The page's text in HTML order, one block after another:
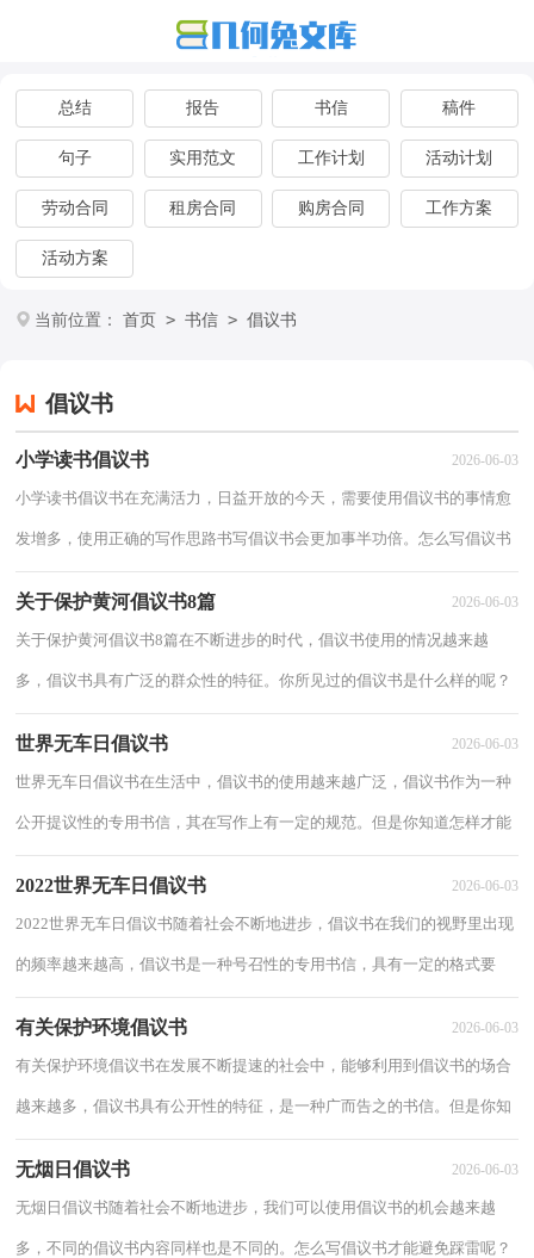
总结 报告 书信 稿件
句子 实用范文 工作计划 活动计划
劳动合同 租房合同 购房合同 工作方案
活动方案
当前位置： 首页 > 书信 > 倡议书
倡议书
小学读书倡议书 2026-06-03
小学读书倡议书在充满活力，日益开放的今天，需要使用倡议书的事情愈
发增多，使用正确的写作思路书写倡议书会更加事半功倍。怎么写倡议书
关于保护黄河倡议书8篇 2026-06-03
关于保护黄河倡议书8篇在不断进步的时代，倡议书使用的情况越来越
多，倡议书具有广泛的群众性的特征。你所见过的倡议书是什么样的呢？
世界无车日倡议书 2026-06-03
世界无车日倡议书在生活中，倡议书的使用越来越广泛，倡议书作为一种
公开提议性的专用书信，其在写作上有一定的规范。但是你知道怎样才能
2022世界无车日倡议书 2026-06-03
2022世界无车日倡议书随着社会不断地进步，倡议书在我们的视野里出现
的频率越来越高，倡议书是一种号召性的专用书信，具有一定的格式要
有关保护环境倡议书 2026-06-03
有关保护环境倡议书在发展不断提速的社会中，能够利用到倡议书的场合
越来越多，倡议书具有公开性的特征，是一种广而告之的书信。但是你知
无烟日倡议书 2026-06-03
无烟日倡议书随着社会不断地进步，我们可以使用倡议书的机会越来越
多，不同的倡议书内容同样也是不同的。怎么写倡议书才能避免踩雷呢？